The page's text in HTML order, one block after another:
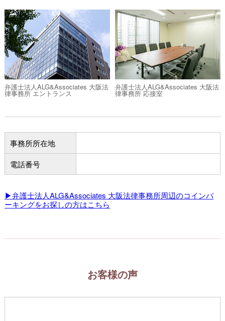
弁護士法人ALG&Associates 大阪法
律事務所 エントランス
弁護士法人ALG&Associates 大阪法
律事務所 応接室
事務所所在地
電話番号
▶弁護士法人ALG&Associates 大阪法律事務所周辺のコインパ
ーキングをお探しの方はこちら
お客様の声